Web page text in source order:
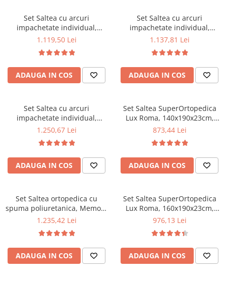
Mese gradinita
Scaune gradinita
Set mese si scaune gradinita
Mobilier copii
Mobila camera copii
Scaune birou pentru copii
Paturi copii
Masa si scaune gradinita
Seturi comode living si dormitor
Set Saltea cu arcuri
impachetate individual,
Pocket Spring Milano,
mediu spre soft, sistem de
aerisire perimetral, Saltex
plus 2 perne matlasate
microfibra 50x70cm, lavabile
1.119,50 Lei
ADAUGA IN COS
Set Saltea cu arcuri
impachetate individual,
Pocket Spring Milano,
mediu spre soft, sistem de
aerisire perimetral, Saltex
plus 2 perne matlasate
microfibra 50x70cm, lavabile
1.137,81 Lei
ADAUGA IN COS
Set Saltea cu arcuri
impachetate individual,
Pocket Spring Milano,
mediu spre soft, sistem de
aerisire perimetral, Saltex
plus 2 perne matlasate
microfibra 50x70cm, lavabile
1.250,67 Lei
ADAUGA IN COS
Set Saltea SuperOrtopedica
Lux Roma, 140x190x23cm,
fermitate tare, cu plasa arcuri
aerisire perimetral, Saltex
plus 2 perne matlasate
microfibra 50x70cm, lavabile
la 60°C
873,44 Lei
ADAUGA IN COS
Set Saltea ortopedica cu
spuma poliuretanica, Memory
Foam 5 cm Paris,
sistem de aerisire perimetral,
Saltex plus 2 perne matlasate
microfibra 50x70cm, lavabile
la 60°C
1.235,42 Lei
ADAUGA IN COS
Set Saltea SuperOrtopedica
Lux Roma, 160x190x23cm,
fermitate tare, cu plasa arcuri
aerisire perimetral, Saltex
plus 2 perne matlasate
microfibra 50x70cm, lavabile
la 60°C
976,13 Lei
ADAUGA IN COS